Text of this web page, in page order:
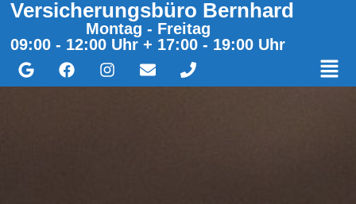
Versicherungsbüro Bernhard
Montag - Freitag
09:00 - 12:00 Uhr + 17:00 - 19:00 Uhr